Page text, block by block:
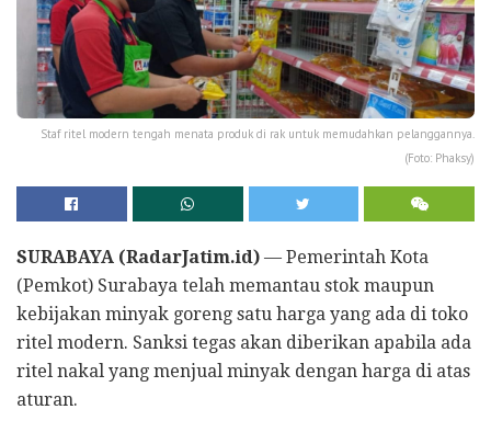
Staf ritel modern tengah menata produk di rak untuk memudahkan pelanggannya.
(Foto: Phaksy)
SURABAYA (RadarJatim.id) — Pemerintah Kota
(Pemkot) Surabaya telah memantau stok maupun
kebijakan minyak goreng satu harga yang ada di toko
ritel modern. Sanksi tegas akan diberikan apabila ada
ritel nakal yang menjual minyak dengan harga di atas
aturan.